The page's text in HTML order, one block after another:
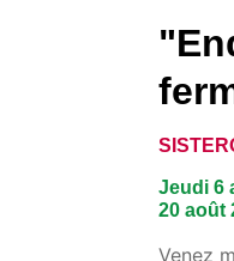
Jeudi 6
20 août
Venez